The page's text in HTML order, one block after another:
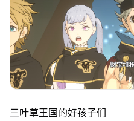
三叶草王国的好孩子们